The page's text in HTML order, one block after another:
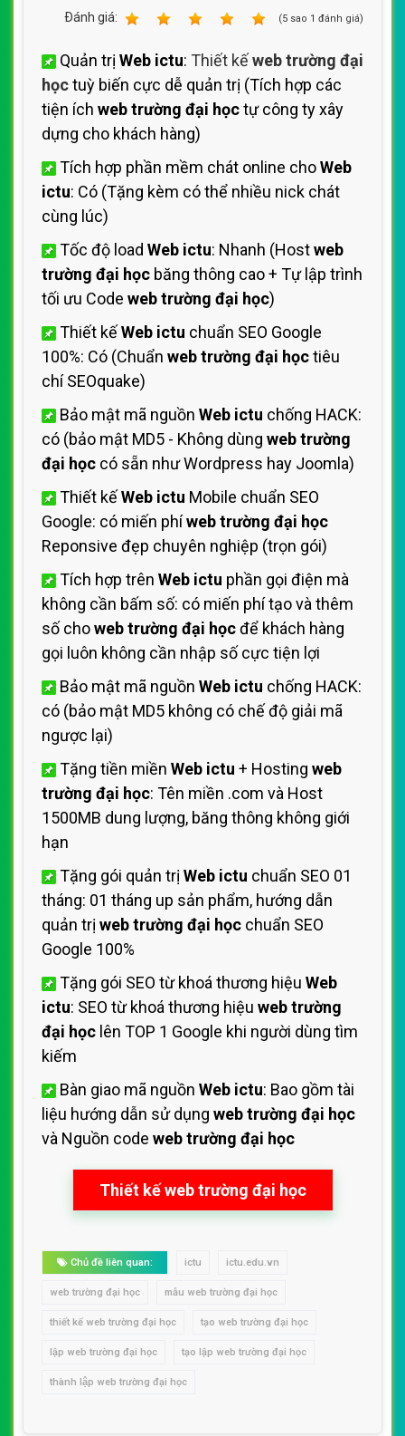
Ðánh giá:
(5 sao 1 đánh giá)
Quản trị Web ictu: Thiết kếweb trường đại
họctuỳ biến cực dễ quản trị (Tích hợp các
tiện ích web trường đại họctự công ty xây
dựng cho khách hàng)
Tích hợp phần mềm chát online choWeb
ictu: Có (Tặng kèm có thể nhiều nick chát
cùng lúc)
Tốc độ load Web ictu: Nhanh (Hostweb
trường đại học băng thông cao + Tự lập trình
tối ưu Code web trường đại học)
Thiết kếWeb ictu chuẩn SEO Google
100%: Có (Chuẩn web trường đại họctiêu
chí SEOquake)
Bảo mật mã nguồn Web ictu chống HACK:
có (bảo mật MD5 - Không dùng web trường
đại học có sẵn như Wordpress hay Joomla)
Thiết kếWeb ictu Mobile chuẩn SEO
Google: có miến phíweb trường đại học
Reponsive đẹp chuyên nghiệp (trọn gói)
Tích hợp trên Web ictu phần gọi điện mà
không cần bấm số: có miến phí tạo và thêm
số choweb trường đại họcđể khách hàng
gọi luôn không cần nhập số cực tiện lợi
Bảo mật mã nguồn Web ictu chống HACK:
có (bảo mật MD5 không có chế độ giải mã
ngược lại)
Tặng tiền miền Web ictu + Hosting web
trường đại học: Tên miền .com và Host
1500MB dung lượng, băng thông không giới
hạn
Tặng gói quản trị Web ictu chuẩn SEO 01
tháng: 01 tháng up sản phẩm, hướng dẫn
quản trị web trường đại học chuẩn SEO
Google 100%
Tặng gói SEO từ khoá thương hiệu Web
ictu: SEO từ khoá thương hiệu web trường
đại học lên TOP 1 Google khi người dùng tìm
kiếm
Bàn giao mã nguồn Web ictu: Bao gồm tài
liệu hướng dẫn sử dụng web trường đại học
và Nguồn code web trường đại học
Thiết kế web trường đại học
Chủ đề liên quan: ictu ictu.edu.vn
web trường đại học mẫu web trường đại học
thiết kế web trường đại học tạo web trường đại học
lập web trường đại học tạo lập web trường đại học
thành lập web trường đại học